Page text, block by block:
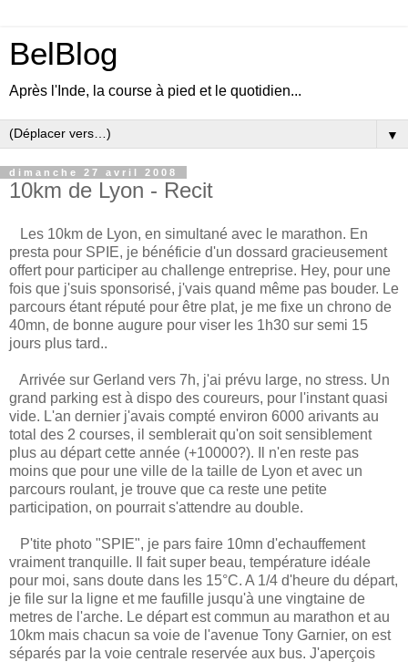
BelBlog
Après l'Inde, la course à pied et le quotidien...
▼
dimanche 27 avril 2008
10km de Lyon - Recit
Les 10km de Lyon, en simultané avec le marathon. En
presta pour SPIE, je bénéficie d'un dossard gracieusement
offert pour participer au challenge entreprise. Hey, pour une
fois que j'suis sponsorisé, j'vais quand même pas bouder. Le
parcours étant réputé pour être plat, je me fixe un chrono de
40mn, de bonne augure pour viser les 1h30 sur semi 15
jours plus tard..
Arrivée sur Gerland vers 7h, j'ai prévu large, no stress. Un
grand parking est à dispo des coureurs, pour l'instant quasi
vide. L'an dernier j'avais compté environ 6000 arivants au
total des 2 courses, il semblerait qu'on soit sensiblement
plus au départ cette année (+10000?). Il n'en reste pas
moins que pour une ville de la taille de Lyon et avec un
parcours roulant, je trouve que ca reste une petite
participation, on pourrait s'attendre au double.
P'tite photo "SPIE", je pars faire 10mn d'echauffement
vraiment tranquille. Il fait super beau, température idéale
pour moi, sans doute dans les 15°C. A 1/4 d'heure du départ,
je file sur la ligne et me faufille jusqu'à une vingtaine de
metres de l'arche. Le départ est commun au marathon et au
10km mais chacun sa voie de l'avenue Tony Garnier, on est
séparés par la voie centrale reservée aux bus. J'aperçois